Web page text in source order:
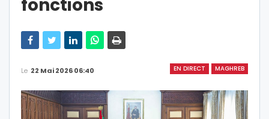
fonctions
EN DIRECT MAGHREB
Le 22 Mai 2026 06:40